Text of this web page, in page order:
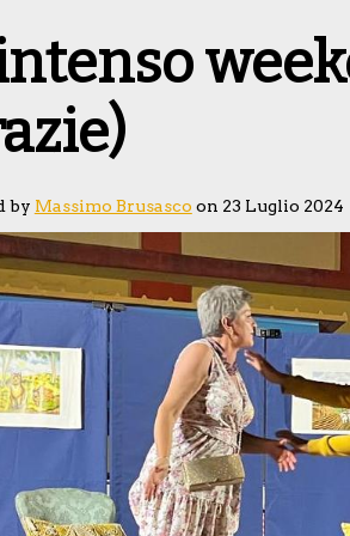
by Massimo Brusasco on 23 Luglio 2024